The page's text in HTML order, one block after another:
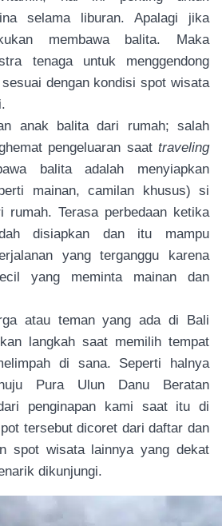
selama liburan. Apalagi jika
membawa balita. Maka
tenaga untuk menggendong
dengan kondisi spot wisata
anak balita dari rumah; salah
pengeluaran saat traveling
balita adalah menyiapkan
mainan, camilan khusus) si
rumah. Terasa perbedaan ketika
disiapkan dan itu mampu
yang terganggu karena
yang meminta mainan dan
atau teman yang ada di Bali
langkah saat memilih tempat
di sana. Seperti halnya
Pura Ulun Danu Beratan
penginapan kami saat itu di
tersebut dicoret dari daftar dan
spot wisata lainnya yang dekat
dikunjungi.